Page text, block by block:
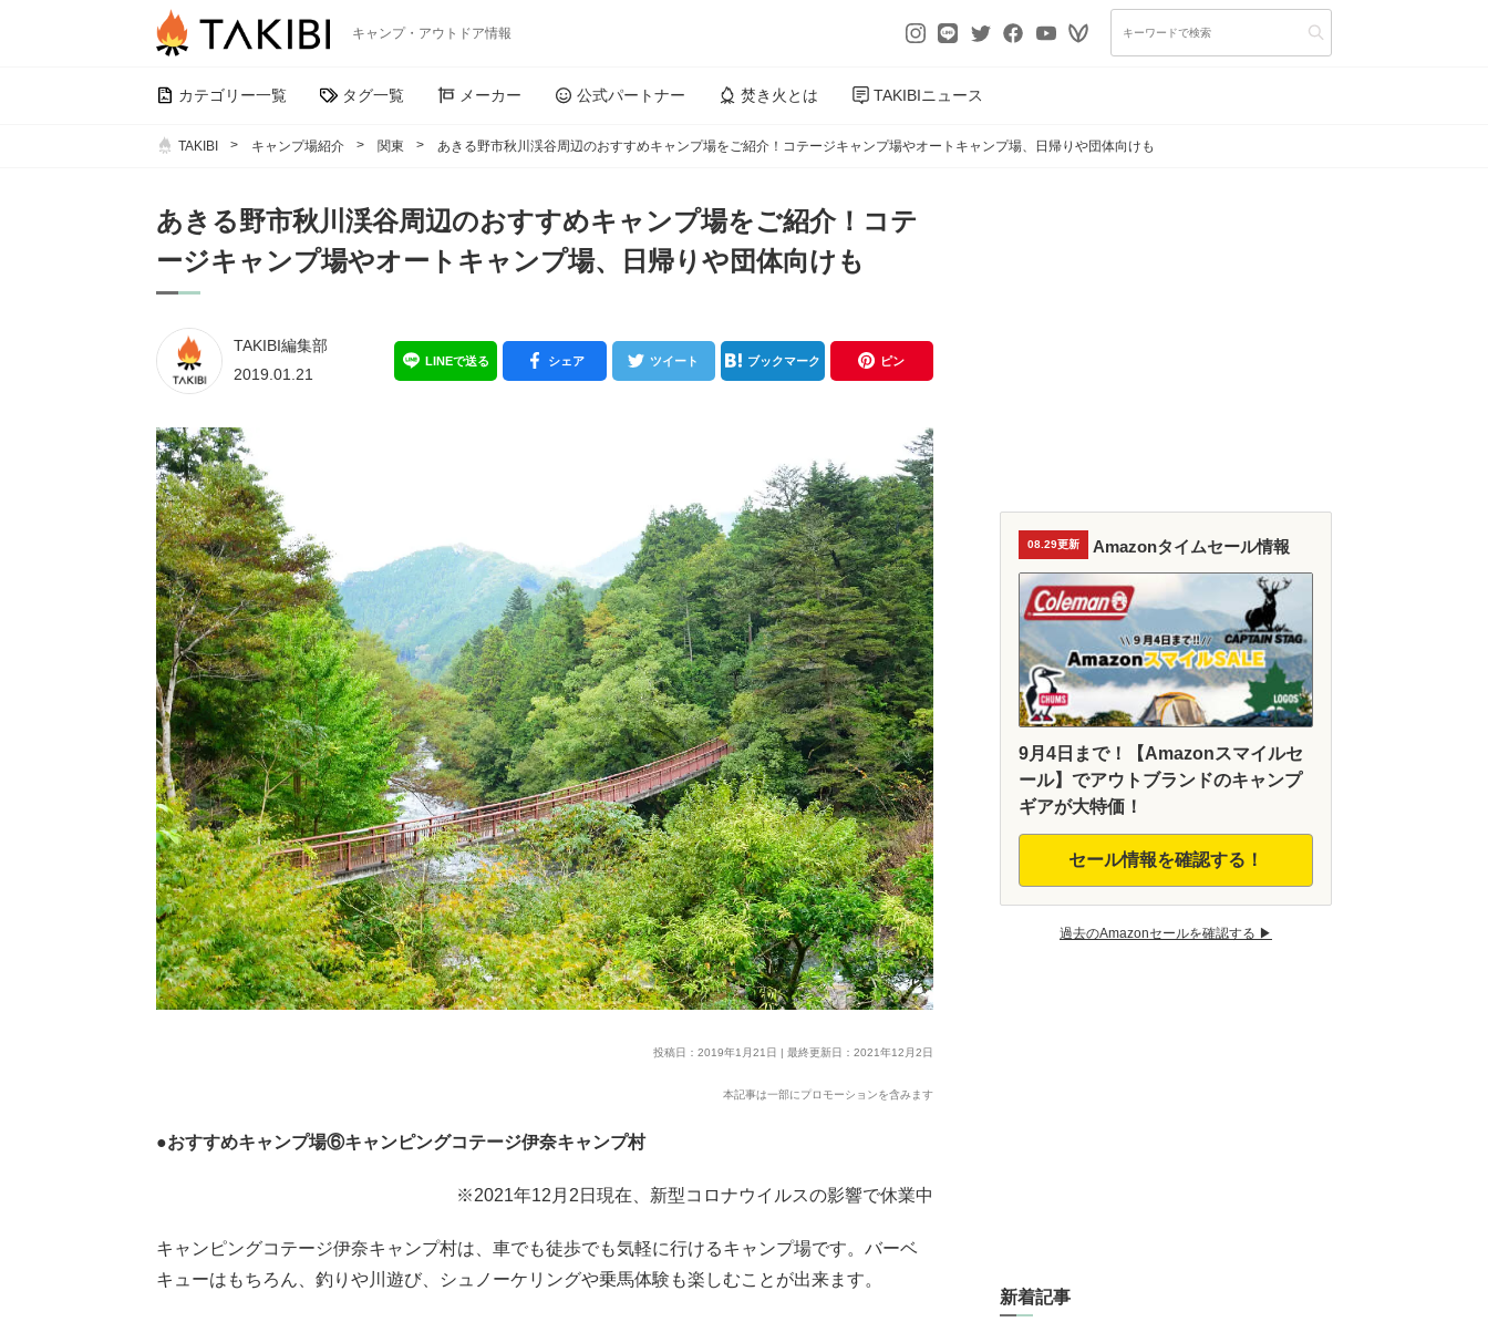
キャンプ・アウトドア情報
カテゴリー一覧 タグ一覧 メーカー 公式パートナー 焚き火とは TAKIBIニュース
TAKIBI キャンプ場紹介 関東 あきる野市秋川渓谷周辺のおすすめキャンプ場をご紹介！コテージキャンプ場やオートキャンプ場、日帰りや団体向けも
あきる野市秋川渓谷周辺のおすすめキャンプ場をご紹介！コテ
ージキャンプ場やオートキャンプ場、日帰りや団体向けも
TAKIBI編集部
2019.01.21
LINEで送る シェア ツイート ブックマーク ピン
投稿日：2019年1月21日 | 最終更新日：2021年12月2日
本記事は一部にプロモーションを含みます
●おすすめキャンプ場⑥キャンピングコテージ伊奈キャンプ村
※2021年12月2日現在、新型コロナウイルスの影響で休業中
キャンピングコテージ伊奈キャンプ村は、車でも徒歩でも気軽に行けるキャンプ場です。バーベ
キューはもちろん、釣りや川遊び、シュノーケリングや乗馬体験も楽しむことが出来ます。
08.29更新 Amazonタイムセール情報
9月4日まで！【Amazonスマイルセ
ール】でアウトブランドのキャンプ
ギアが大特価！
セール情報を確認する！
過去のAmazonセールを確認する ▶︎
新着記事